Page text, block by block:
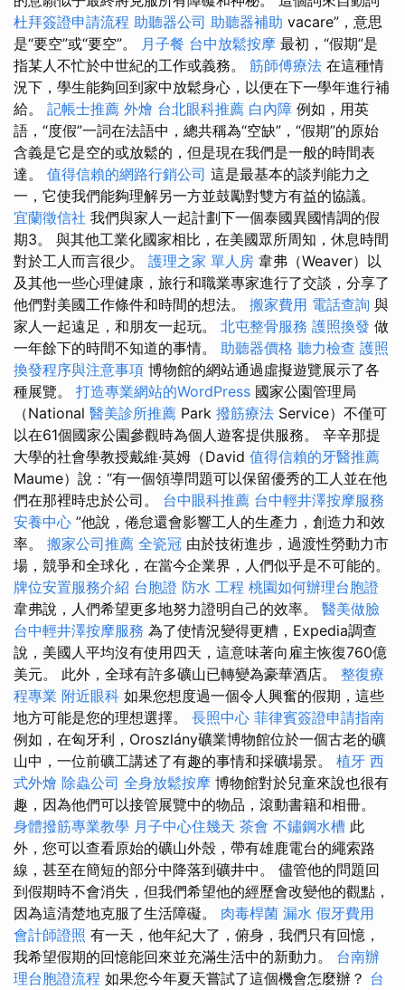
杜拜簽證申請流程 助聽器公司 助聽器補助 vacare”，意思
是“要空”或“要空”。 月子餐 台中放鬆按摩 最初，“假期”是
指某人不忙於中世紀的工作或義務。 筋師傅療法 在這種情
況下，學生能夠回到家中放鬆身心，以便在下一學年進行補
給。 記帳士推薦 外燴 台北眼科推薦 白內障 例如，用英
語，“度假”一詞在法語中，總共稱為“空缺”，“假期”的原始
含義是它是空的或放鬆的，但是現在我們是一般的時間表
達。 值得信賴的網路行銷公司 這是最基本的談判能力之
一，它使我們能夠理解另一方並鼓勵對雙方有益的協議。
宜蘭徵信社 我們與家人一起計劃下一個泰國異國情調的假
期3。 與其他工業化國家相比，在美國眾所周知，休息時間
對於工人而言很少。 護理之家 單人房 韋弗（Weaver）以
及其他一些心理健康，旅行和職業專家進行了交談，分享了
他們對美國工作條件和時間的想法。 搬家費用 電話查詢 與
家人一起遠足，和朋友一起玩。 北屯整骨服務 護照換發 做
一年餘下的時間不知道的事情。 助聽器價格 聽力檢查 護照
換發程序與注意事項 博物館的網站通過虛擬遊覽展示了各
種展覽。 打造專業網站的WordPress 國家公園管理局
（National 醫美診所推薦 Park 撥筋療法 Service）不僅可
以在61個國家公園參觀時為個人遊客提供服務。 辛辛那提
大學的社會學教授戴維·莫姆（David 值得信賴的牙醫推薦
Maume）說：“有一個領導問題可以保留優秀的工人並在他
們在那裡時忠於公司。 台中眼科推薦 台中輕井澤按摩服務
安養中心 ”他說，倦怠還會影響工人的生產力，創造力和效
率。 搬家公司推薦 全瓷冠 由於技術進步，過渡性勞動力市
場，競爭和全球化，在當今企業界，人們似乎是不可能的。
牌位安置服務介紹 台胞證 防水 工程 桃園如何辦理台胞證
韋弗說，人們希望更多地努力證明自己的效率。 醫美做臉
台中輕井澤按摩服務 為了使情況變得更糟，Expedia調查
說，美國人平均沒有使用四天，這意味著向雇主恢復760億
美元。 此外，全球有許多礦山已轉變為豪華酒店。 整復療
程專業 附近眼科 如果您想度過一個令人興奮的假期，這些
地方可能是您的理想選擇。 長照中心 菲律賓簽證申請指南
例如，在匈牙利，Oroszlány礦業博物館位於一個古老的礦
山中，一位前礦工講述了有趣的事情和採礦場景。 植牙 西
式外燴 除蟲公司 全身放鬆按摩 博物館對於兒童來說也很有
趣，因為他們可以接管展覽中的物品，滾動書籍和相冊。
身體撥筋專業教學 月子中心住幾天 茶會 不鏽鋼水槽 此
外，您可以查看原始的礦山外殼，帶有雄鹿電台的繩索路
線，甚至在簡短的部分中降落到礦井中。 儘管他的問題回
到假期時不會消失，但我們希望他的經歷會改變他的觀點，
因為這清楚地克服了生活障礙。 肉毒桿菌 漏水 假牙費用
會計師證照 有一天，他年紀大了，俯身，我們只有回憶，
我希望假期的回憶能回來並充滿生活中的新動力。 台南辦
理台胞證流程 如果您今年夏天嘗試了這個機會怎麼辦？ 台